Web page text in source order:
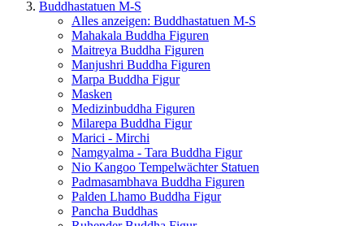
Buddhastatuen M-S
Alles anzeigen: Buddhastatuen M-S
Mahakala Buddha Figuren
Maitreya Buddha Figuren
Manjushri Buddha Figuren
Marpa Buddha Figur
Masken
Medizinbuddha Figuren
Milarepa Buddha Figur
Marici - Mirchi
Namgyalma - Tara Buddha Figur
Nio Kangoo Tempelwächter Statuen
Padmasambhava Buddha Figuren
Palden Lhamo Buddha Figur
Pancha Buddhas